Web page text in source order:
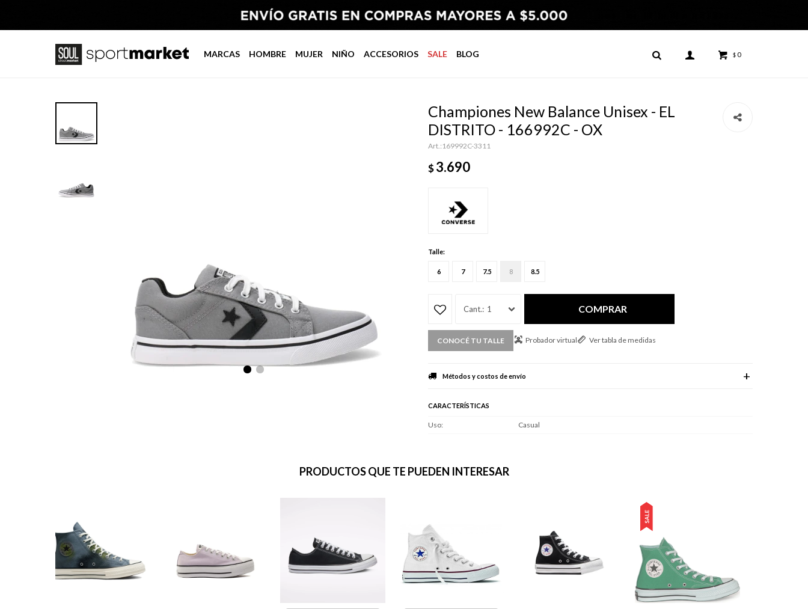
MARCAS HOMBRE MUJER NIÑO ACCESORIOS SALE BLOG $ 0
Championes New Balance Unisex - EL
DISTRITO - 166992C - OX
169992C-3311
$3.690
Talle:
6 7 7.5 8 8.5
1 COMPRAR
CONOCÉ TU TALLE Probador virtual Ver tabla de medidas
Métodos y costos de envío
CARACTERÍSTICAS
Uso Casual
PRODUCTOS QUE TE PUEDEN INTERESAR